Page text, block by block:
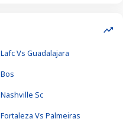
Lafc Vs Guadalajara
Bos
Nashville Sc
Fortaleza Vs Palmeiras